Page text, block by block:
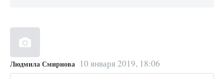
Людмила Смирнова 10 января 2019, 18:06